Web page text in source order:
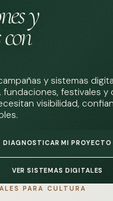
y
y sistemas
fundaciones, festivales y
visibilidad,
DIAGNOSTICAR MI PROYECTO
VER SISTEMAS DIGITALES
PARA CULTURA